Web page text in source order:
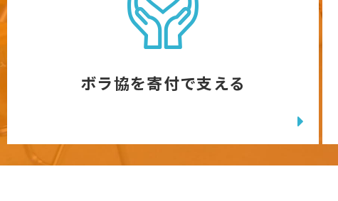
ボラ協を寄付で支える